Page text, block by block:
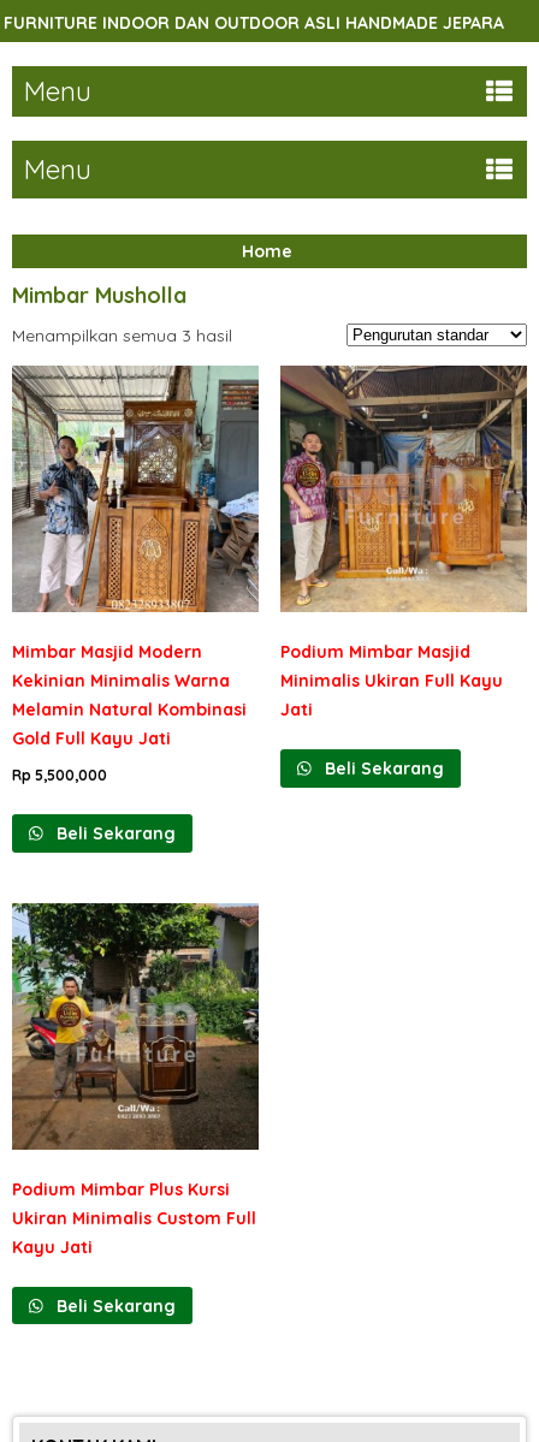
INDOOR DAN OUTDOOR ASLI HANDMADE JEPARA
Menu
Menu
Home
Mimbar Musholla
Menampilkan semua 3 hasil
Mimbar Masjid Modern
Kekinian Minimalis Warna
Melamin Natural Kombinasi
Gold Full Kayu Jati
Rp 5,500,000
Beli Sekarang
Podium Mimbar Masjid
Minimalis Ukiran Full Kayu
Jati
Beli Sekarang
Podium Mimbar Plus Kursi
Ukiran Minimalis Custom Full
Kayu Jati
Beli Sekarang